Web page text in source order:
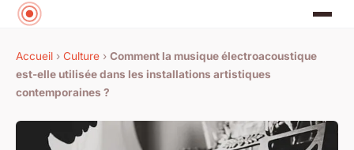
Accueil › Culture › Comment la musique électroacoustique
est-elle utilisée dans les installations artistiques
contemporaines ?